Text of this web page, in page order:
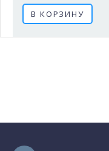
В КОРЗИНУ